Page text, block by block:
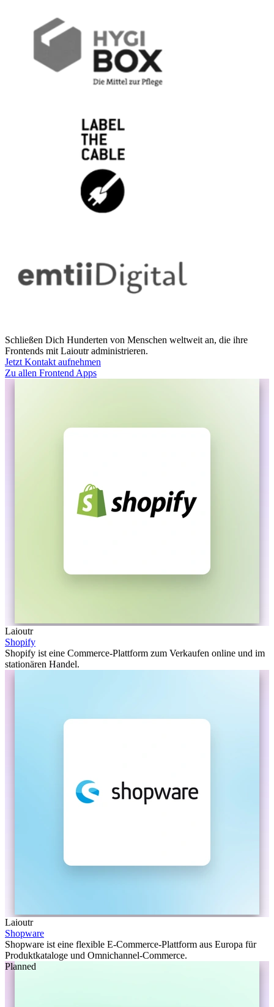
Schließen Dich Hunderten von Menschen weltweit an, die ihre
Frontends mit Laioutr administrieren.
Jetzt Kontakt aufnehmen
Zu allen Frontend Apps
Laioutr
Shopify
Shopify ist eine Commerce-Plattform zum Verkaufen online und im
stationären Handel.
Laioutr
Shopware
Shopware ist eine flexible E-Commerce-Plattform aus Europa für
Produktkataloge und Omnichannel-Commerce.
Planned